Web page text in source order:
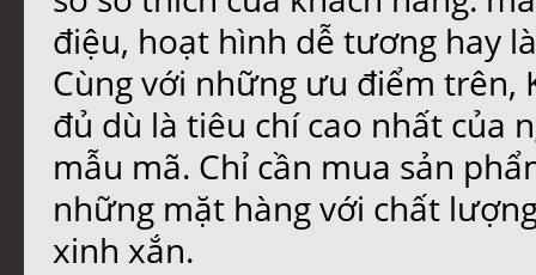
điệu, hoạt hình dễ tương hay
Cùng với những ưu điểm trên,
đủ dù là tiêu chí cao nhất của
mẫu mã. Chỉ cần mua sản
những mặt hàng với chất
xinh xắn.